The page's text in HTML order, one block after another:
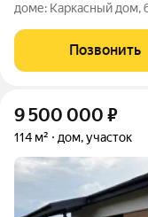
доме: Каркасный дом,
Водопровод летний
мм., пол и потолки
Позвонить
9 500 000 ₽
114 м² дом, участок